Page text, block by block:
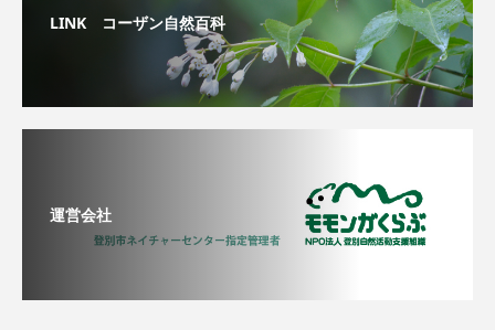
LINK コーザン自然百科
運営会社